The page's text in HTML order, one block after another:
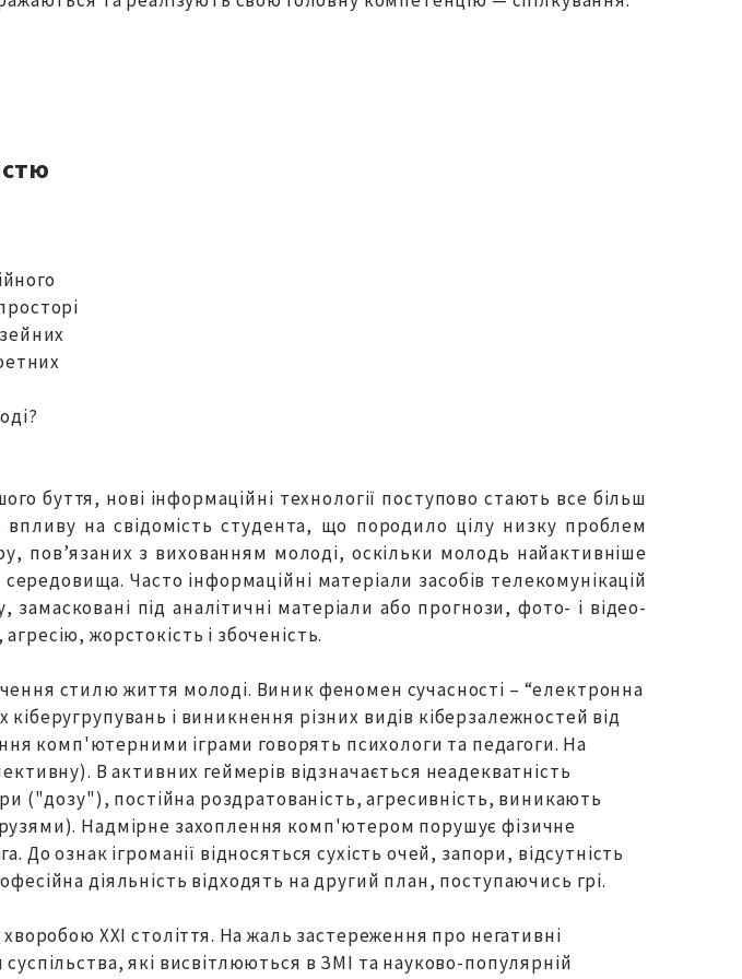
буття, нові інформаційні технології поступово стають все більш
на свідомість студента, що породило цілу низку проблем
пов’язаних з вихованням молоді, оскільки молодь найактивніше
Часто інформаційні матеріали засобів телекомунікацій
замасковані під аналітичні матеріали або прогнози, фото- і відео-
жорстокість і збоченість.
стилю життя молоді. Виник феномен сучасності – “електронна
і виникнення різних видів кіберзалежностей від
комп'ютерними іграми говорять психологи та педагоги. На
В активних геймерів відзначається неадекватність
("дозу"), постійна роздратованість, агресивність, виникають
Надмірне захоплення комп'ютером порушує фізичне
ознак ігроманії відносяться сухість очей, запори, відсутність
діяльність відходять на другий план, поступаючись грі.
ХХІ століття. На жаль застереження про негативні
які висвітлюються в ЗМІ та науково-популярній